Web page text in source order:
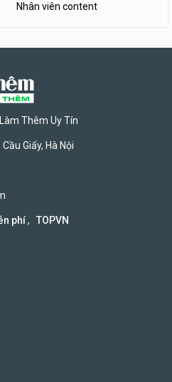
Nhân viên content
Thêm Uy Tín
Giấy, Hà Nội
phí, TOPVN